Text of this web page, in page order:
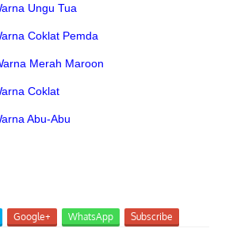
Ungu Tua
Coklat Pemda
Merah Maroon
Coklat
Abu-Abu
Google+ WhatsApp Subscribe